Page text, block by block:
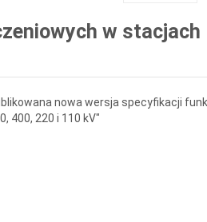
w stacjach
nowa wersja specyfikacji
400, 220 i 110 kV"